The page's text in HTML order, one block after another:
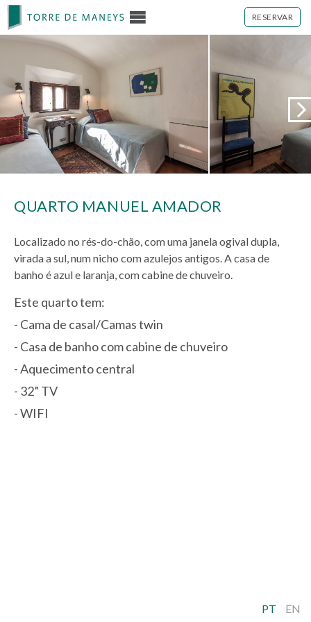
RESERVAR
PT EN
QUARTO MANUEL AMADOR
Localizado no rés-do-chão, com uma janela ogival dupla,
virada a sul, num nicho com azulejos antigos. A casa de
banho é azul e laranja, com cabine de chuveiro.
Este quarto tem:
- Cama de casal/Camas twin
- Casa de banho com cabine de chuveiro
- Aquecimento central
- 32” TV
- WIFI